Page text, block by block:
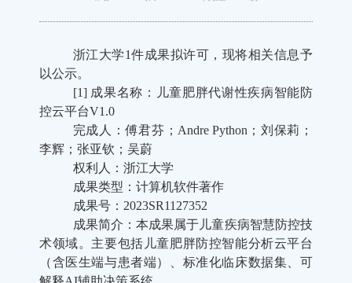
浙江大学1件成果拟许可，现将相关信息予
以公示。
[1] 成果名称：
儿童肥胖代谢性疾病智能防
控云平台V1.0
完成人：傅君芬；Andre Python；刘保莉；
李辉；张亚钦；吴蔚
权利人：浙江大学
成果类型：计算机软件著作
成果号：2023SR1127352
成果简介：本成果属于儿童疾病智慧防控技
术领域。主要包括儿童肥胖防控智能分析云平台
（含医生端与患者端）、标准化临床数据集、可